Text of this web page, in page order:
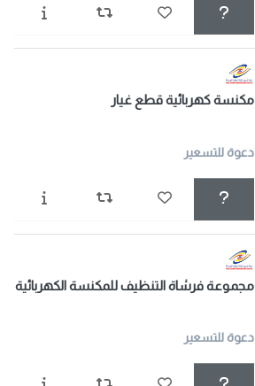
مكنسة كهربائية قطع غيار
دعوة للتسعير
مجموعة فرشاة التنظيف للمكنسة الكهربائية
دعوة للتسعير